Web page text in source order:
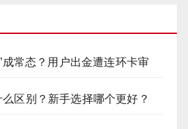
成常态？用户出金遭连环卡审
区别？新手选择哪个更好？